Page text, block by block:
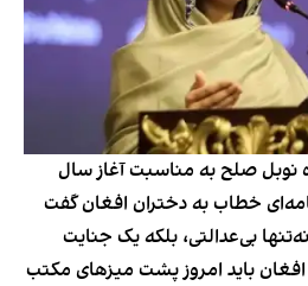
نوبل صلح به مناسبت آغاز سال
خطاب به دختران افغان گفت
بی‌عدالتی، بلکه یک جنایت
باید امروز پشت میزهای مکتب